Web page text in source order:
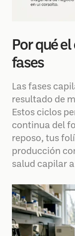
Por qué
fases
Las fases
resultado de
Estos ciclos
continua del
reposo, tus
producción
salud capilar